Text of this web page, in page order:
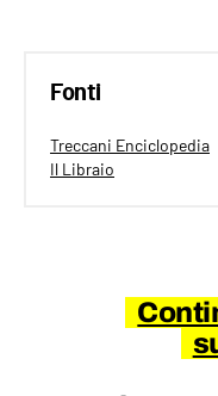
Fonti
Treccani Enciclopedia
Il Libraio